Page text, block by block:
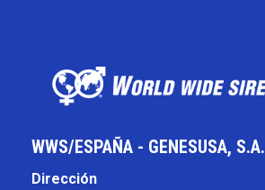
WWS/ESPAÑA - GENESUSA, S.A.
Dirección